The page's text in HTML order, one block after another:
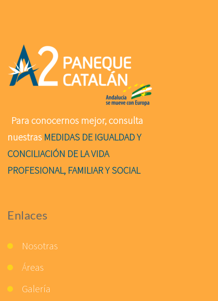
Para conocernos mejor, consulta
nuestras MEDIDAS DE IGUALDAD Y
CONCILIACIÓN DE LA VIDA
PROFESIONAL, FAMILIAR Y SOCIAL
Enlaces
Nosotras
Áreas
Galería